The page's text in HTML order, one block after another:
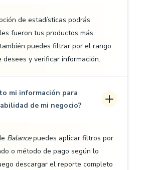
de estadísticas podrás
fueron tus productos más
puedes filtrar por el rango
desees y verificar información.
mi información para
de mi negocio?
Balancepuedes aplicar filtros por
o método de pago según lo
descargar el reporte completo